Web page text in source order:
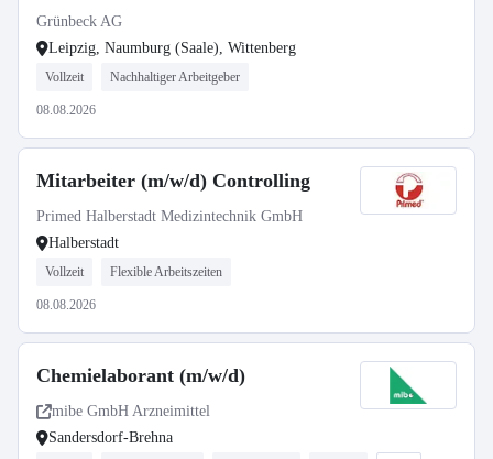
Grünbeck AG
Leipzig, Naumburg (Saale), Wittenberg
Vollzeit Nachhaltiger Arbeitgeber
08.08.2026
Mitarbeiter (m/w/d) Controlling
Primed Halberstadt Medizintechnik GmbH
Halberstadt
Vollzeit Flexible Arbeitszeiten
08.08.2026
Chemielaborant (m/w/d)
mibe GmbH Arzneimittel
Sandersdorf-Brehna